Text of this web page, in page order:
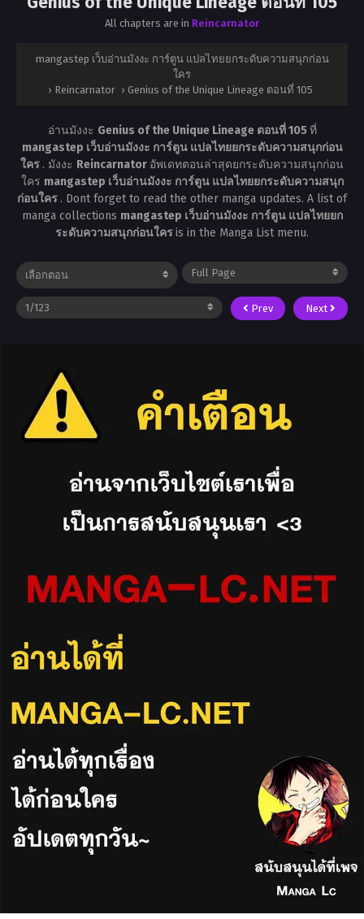
All chapters are in Reincarnator
mangastep เว็บอ่านมังงะ การ์ตูน แปลไทยยกระดับความสนุกก่อน
ใคร
› Reincarnator › Genius of the Unique Lineage ตอนที่ 105
อ่านมังงะ Genius of the Unique Lineage ตอนที่ 105ที่
mangastep เว็บอ่านมังงะ การ์ตูน แปลไทยยกระดับความสนุกก่อน
ใคร . มังงะ Reincarnator อัพเดทตอนล่าสุดยกระดับความสนุกก่อน
ใคร mangastep เว็บอ่านมังงะ การ์ตูน แปลไทยยกระดับความสนุก
ก่อนใคร . Dont forget to read the other manga updates. A list of
manga collections mangastep เว็บอ่านมังงะ การ์ตูน แปลไทยยก
ระดับความสนุกก่อนใครis in the Manga List menu.
Prev Next